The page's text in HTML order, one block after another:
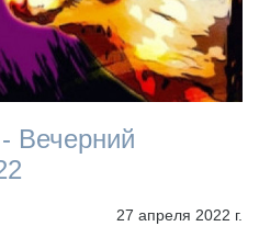
Вечерний
27 апреля 2022 г.